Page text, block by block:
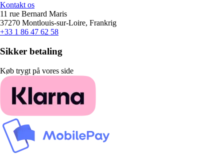
Kontakt os
11 rue Bernard Maris
37270 Montlouis-sur-Loire, Frankrig
+33 1 86 47 62 58
Sikker betaling
Køb trygt på vores side